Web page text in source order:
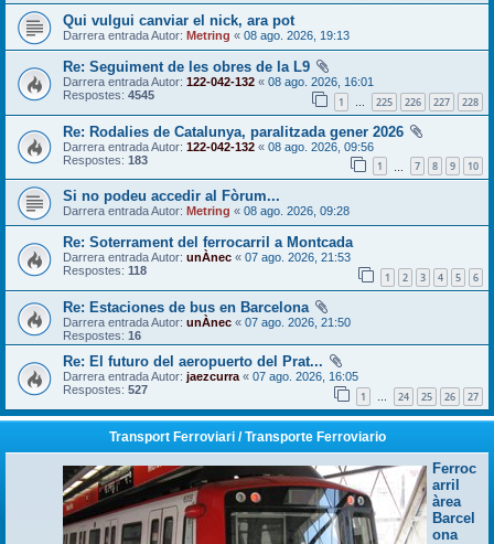
Qui vulgui canviar el nick, ara pot
Darrera entrada Autor: Metring « 08 ago. 2026, 19:13
Re: Seguiment de les obres de la L9
Darrera entrada Autor: 122-042-132 « 08 ago. 2026, 16:01
Respostes: 4545 1 … 225 226 227 228
Re: Rodalies de Catalunya, paralitzada gener 2026
Darrera entrada Autor: 122-042-132 « 08 ago. 2026, 09:56
Respostes: 183 1 7 8 9 10
Si no podeu accedir al Fòrum...
Darrera entrada Autor: Metring « 08 ago. 2026, 09:28
Re: Soterrament del ferrocarril a Montcada
Darrera entrada Autor: unÀnec « 07 ago. 2026, 21:53
Respostes: 118 1 2 3 4 5 6
Re: Estaciones de bus en Barcelona
Darrera entrada Autor: unÀnec « 07 ago. 2026, 21:50
Respostes: 16
Re: El futuro del aeropuerto del Prat...
Darrera entrada Autor: jaezcurra « 07 ago. 2026, 16:05
Respostes: 527 1 … 24 25 26 27
Transport Ferroviari / Transporte Ferroviario
Ferroc
arril
àrea
Barcel
ona